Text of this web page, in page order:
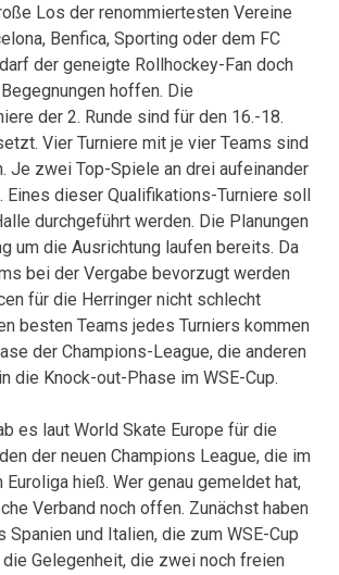
Los der renommiertesten Vereine
Benfica, Sporting oder dem FC
der geneigte Rollhockey-Fan doch
hoffen. Die
der 2. Runde sind für den 16.-18.
Vier Turniere mit je vier Teams sind
Je zwei Top-Spiele an drei aufeinander
Eines dieser Qualifikations-Turniere soll
durchgeführt werden. Die Planungen
um die Ausrichtung laufen bereits. Da
bei der Vergabe bevorzugt werden
für die Herringer nicht schlecht
besten Teams jedes Turniers kommen
der Champions-League, die anderen
die Knock-out-Phase im WSE-Cup.
es laut World Skate Europe für die
der neuen Champions League, die im
Euroliga hieß. Wer genau gemeldet hat,
Verband noch offen. Zunächst haben
Spanien und Italien, die zum WSE-Cup
Gelegenheit, die zwei noch freien